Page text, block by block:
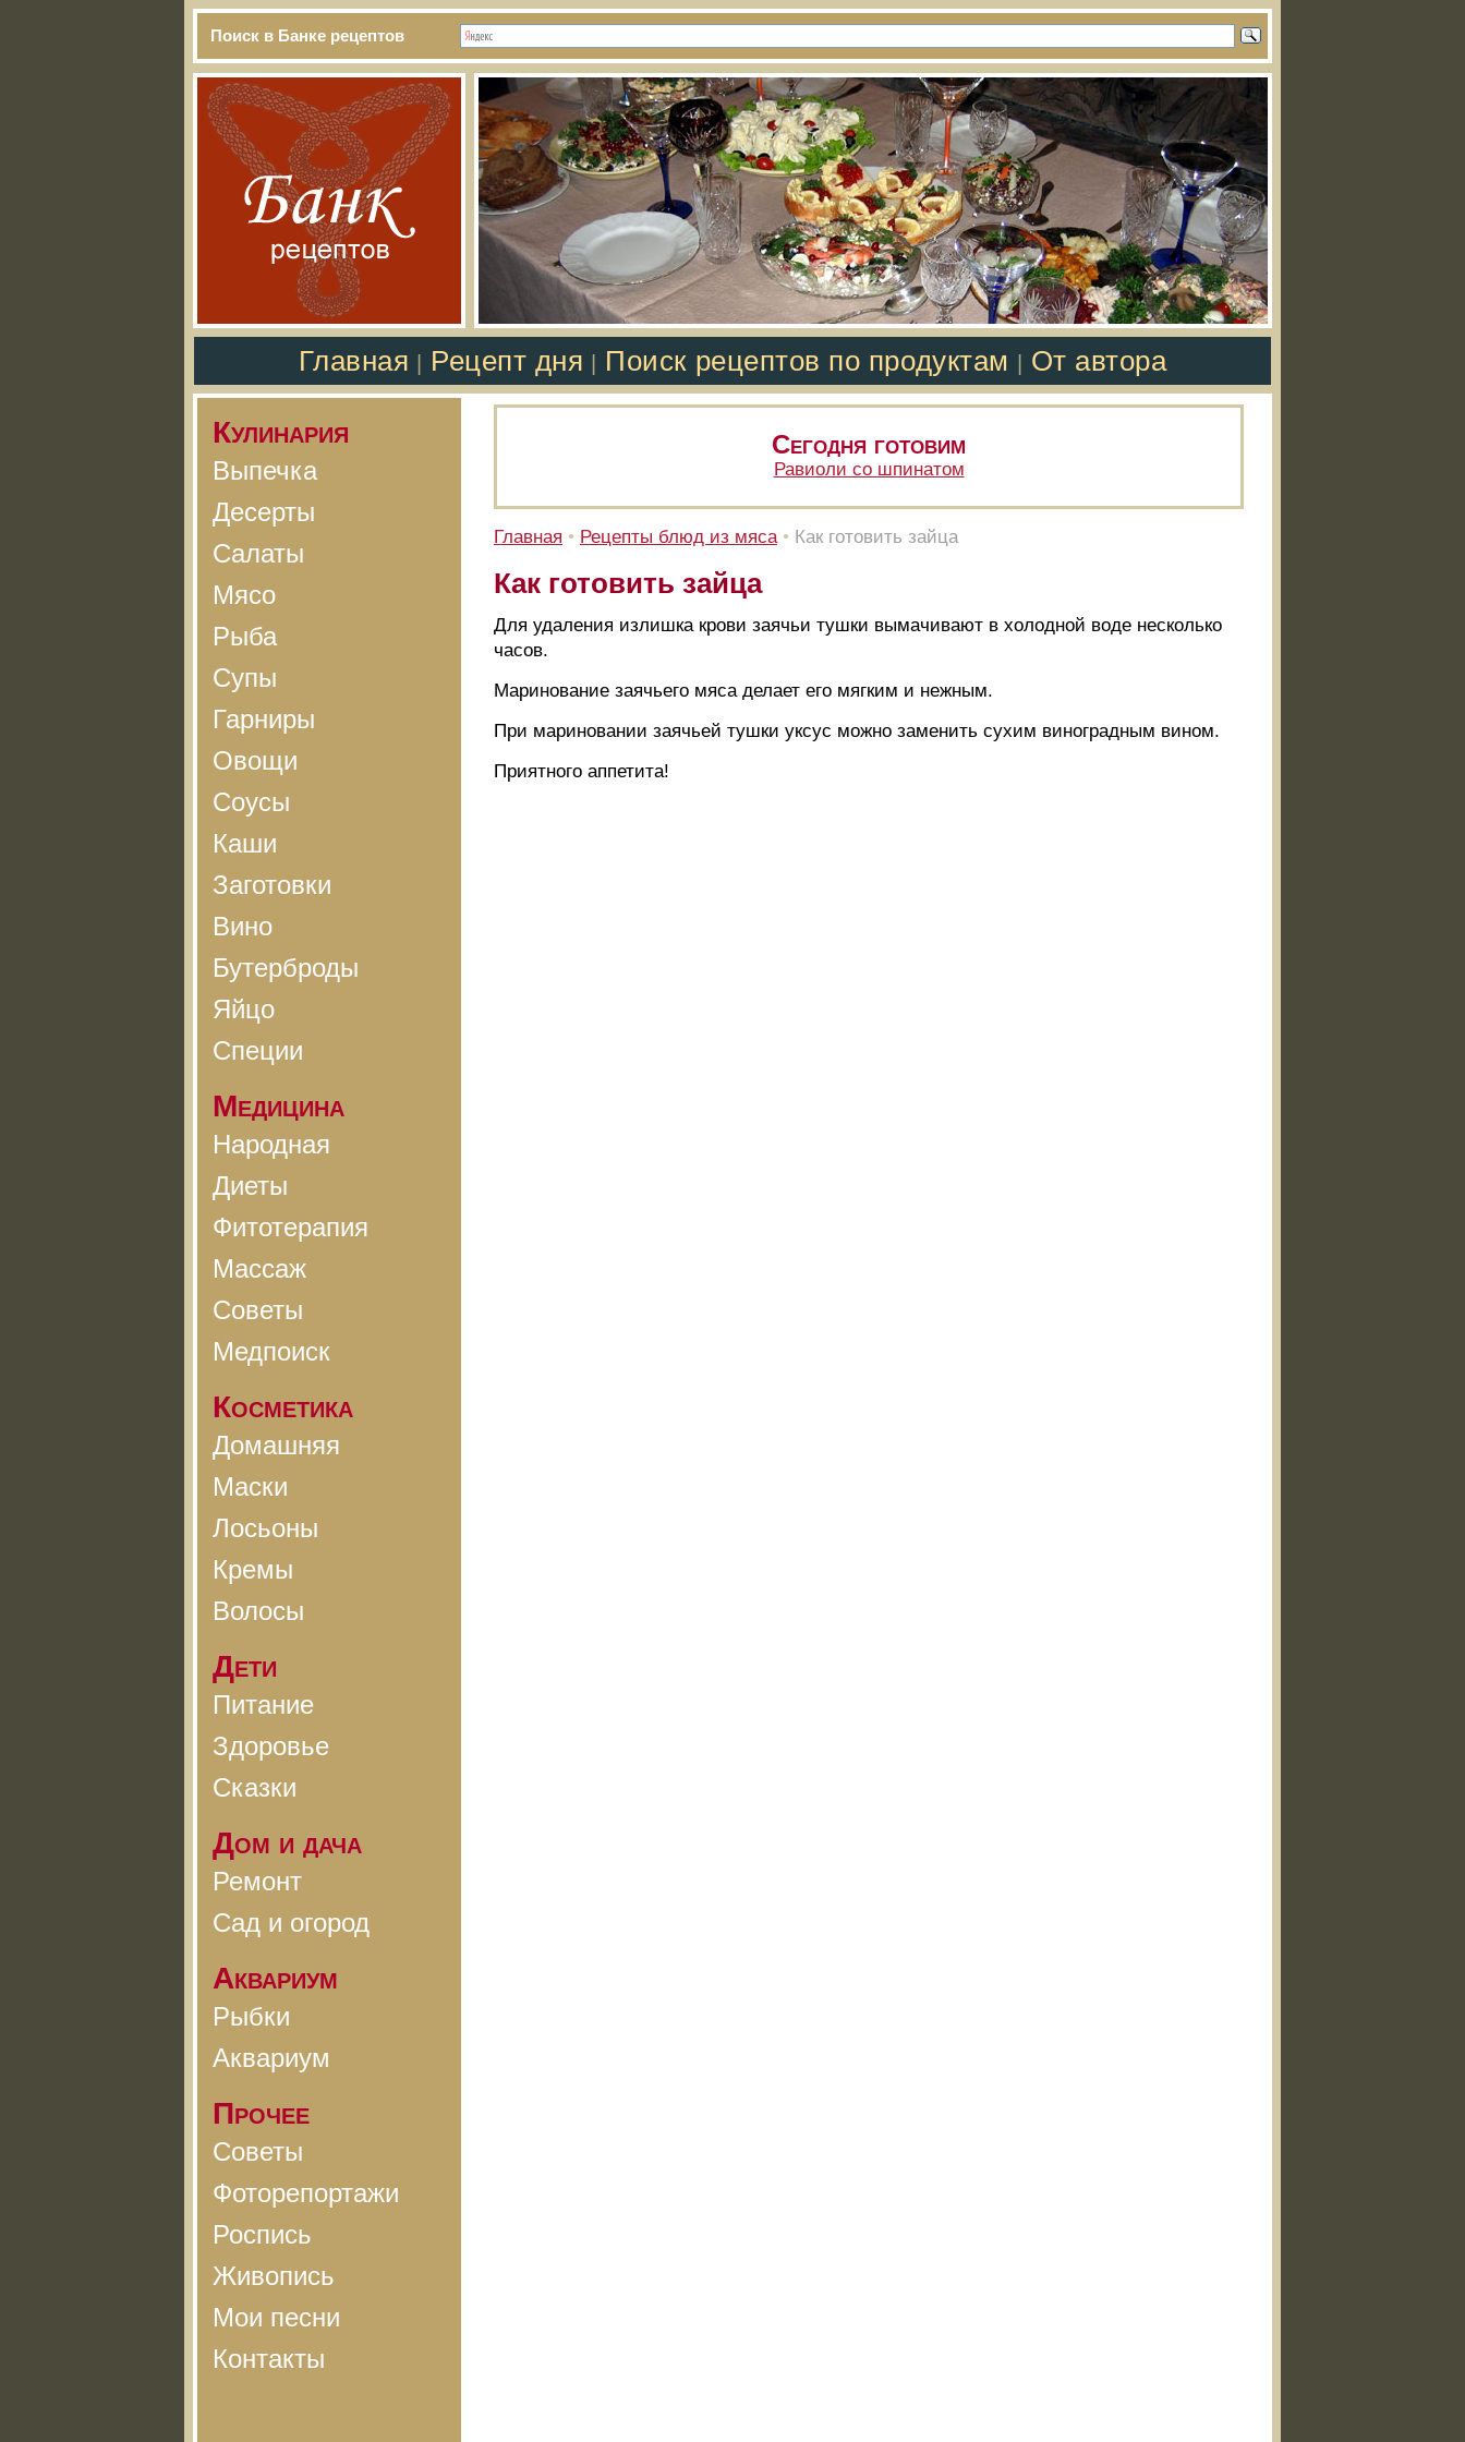
Поиск в Банке рецептов
Главная Рецепт дня Поиск рецептов по продуктам От автора
Кулинария
Выпечка
Десерты
Салаты
Мясо
Рыба
Супы
Гарниры
Овощи
Соусы
Каши
Заготовки
Вино
Бутерброды
Яйцо
Специи
Медицина
Народная
Диеты
Фитотерапия
Массаж
Советы
Медпоиск
Косметика
Домашняя
Маски
Лосьоны
Кремы
Волосы
Дети
Питание
Здоровье
Сказки
Дом и дача
Ремонт
Сад и огород
Аквариум
Рыбки
Аквариум
Прочее
Советы
Фоторепортажи
Роспись
Живопись
Мои песни
Контакты
Сегодня готовим
Равиоли со шпинатом
Главная • Рецепты блюд из мяса • Как готовить зайца
Как готовить зайца
Для удаления излишка крови заячьи тушки вымачивают в холодной воде несколько
часов.
Маринование заячьего мяса делает его мягким и нежным.
При мариновании заячьей тушки уксус можно заменить сухим виноградным вином.
Приятного аппетита!